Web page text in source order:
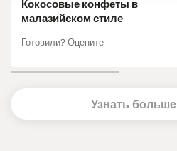
Кокосовые конфеты в
малазийском стиле
Готовили? Оцените
Узнать больше